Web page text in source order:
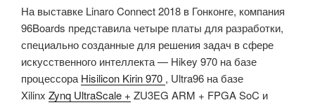
с
4
Гб
оперативной
памяти,
1
На выставке Linaro Connect 2018 в Гонконге, компания
96Boards представила четыре платы для разработки,
специально созданные для решения задач в сфере
искусственного интеллекта — Hikey 970 на базе
процессора Hisilicon Kirin 970 , Ultra96 на базе
Xilinx Zynq UltraScale + ZU3EG ARM + FPGA SoC и